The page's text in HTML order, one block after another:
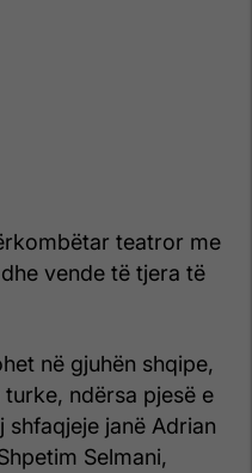
teatror me
vende të tjera të
në gjuhën shqipe,
ndërsa pjesë e
janë Adrian
Selmani,